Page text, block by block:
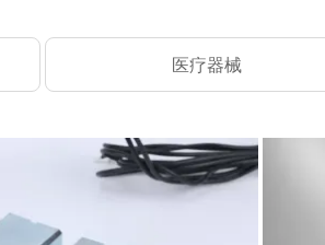
医疗器械